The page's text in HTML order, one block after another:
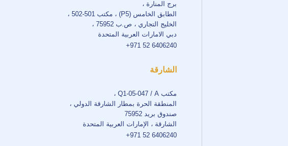
برج المنارة ،
الطابق الخامس (P5) ، مكتب 501-502 ،
الخليج التجاري ، ص.ب 75952 ،
دبي الامارات العربية المتحدة
+971 52 6406240
الشارقة
مكتب Q1-05-047 / A ،
المنطقة الحرة بمطار الشارقة الدولي ،
صندوق بريد 75952
الشارقة ، الإمارات العربية المتحدة
+971 52 6406240